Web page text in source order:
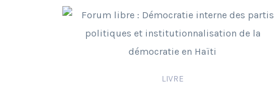
LIVRE